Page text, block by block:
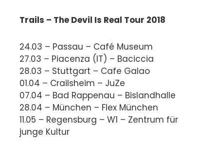
Trails – The Devil Is Real Tour 2018
24.03 – Passau – Café Museum
27.03 – Piacenza (IT) – Baciccia
28.03 – Stuttgart – Cafe Galao
01.04 – Crailsheim – JuZe
07.04 – Bad Rappenau – Bislandhalle
28.04 – München – Flex München
11.05 – Regensburg – W1 – Zentrum für
junge Kultur